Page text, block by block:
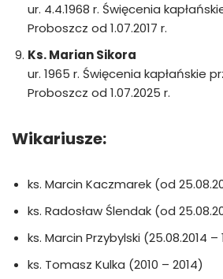
ur. 4.4.1968 r. Święcenia
Proboszcz od 1.07.2017 r.
Ks. Marian Sikora
ur. 1965 r. Święcenia kapłańskie
Proboszcz od 1.07.2025 r.
Wikariusze:
ks. Marcin Kaczmarek (od
ks. Radosław Ślendak (od
ks. Marcin Przybylski (25.08.2014 –
ks. Tomasz Kulka (2010 – 2014)